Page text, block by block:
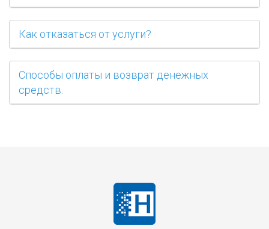
Как отказаться от услуги?
Способы оплаты и возврат денежных
средств.